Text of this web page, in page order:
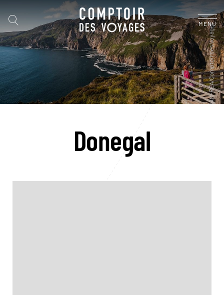
MENU
Donegal